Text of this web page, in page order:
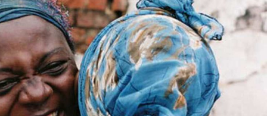
den
Kindernotfällen
Schwangeren- und
Familienberatung
Betreuung von Flüchtlingen
Eingliederung statt Ausgrenzung
im Norden der Oberlausitz
Kinder- und Jugendhilfe
Sozialpädagogische Familienhilfe